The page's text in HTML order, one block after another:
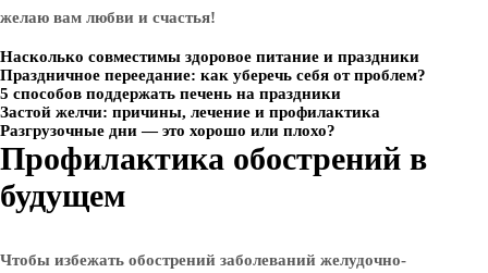
желаю вам любви и счастья!
Насколько совместимы здоровое питание и праздники
Праздничное переедание: как уберечь себя от проблем?
5 способов поддержать печень на праздники
Застой желчи: причины, лечение и профилактика
Разгрузочные дни — это хорошо или плохо?
Профилактика обострений в
будущем
Чтобы избежать обострений заболеваний желудочно-